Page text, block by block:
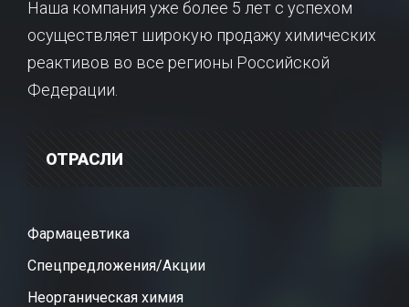
Наша компания уже более 5 лет с успехом
осуществляет широкую продажу химических
реактивов во все регионы Российской
Федерации.
ОТРАСЛИ
Фармацевтика
Спецпредложения/Акции
Неорганическая химия